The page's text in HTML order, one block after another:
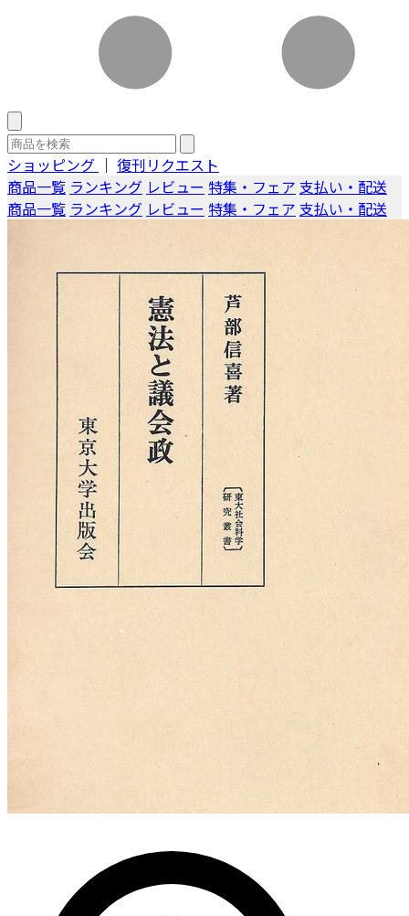
ショッピング ｜ 復刊リクエスト
商品一覧 ランキング レビュー 特集・フェア 支払い・配送
商品一覧 ランキング レビュー 特集・フェア 支払い・配送